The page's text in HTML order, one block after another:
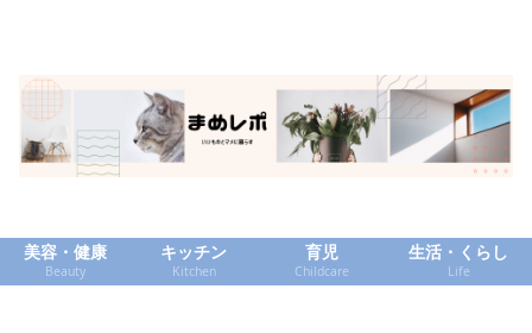
美容・健康
Beauty
キッチン
Kitchen
育児
Childcare
生活・くらし
Life